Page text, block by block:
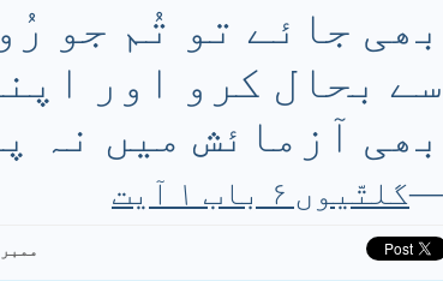
بھی جائے تو تُم جو
سے بحال کرو اور
بھی آزمائش میں نہ
—گلتّیوں ۶ باب ۱ آیت